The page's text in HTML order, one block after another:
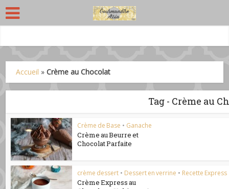
Accueil »Crème au Chocolat
Tag - Crème au
Crème de Base • Ganache
Crème au Beurre et
Chocolat Parfaite
crème dessert • Dessert en verrine • Recette Express
Crème Express au